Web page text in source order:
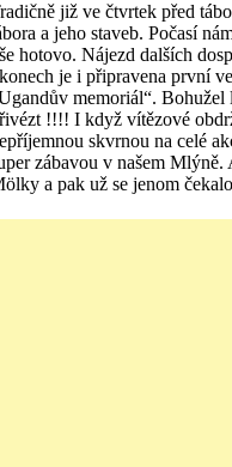
již ve čtvrtek před
a jeho staveb. Počasí
hotovo. Nájezd dalších
je i připravena první
memoriál“.
!!!! I když vítězové
skvrnou na celé
zábavou v našem
a pak už se jenom